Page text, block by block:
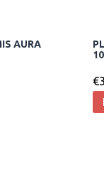
AURA
€